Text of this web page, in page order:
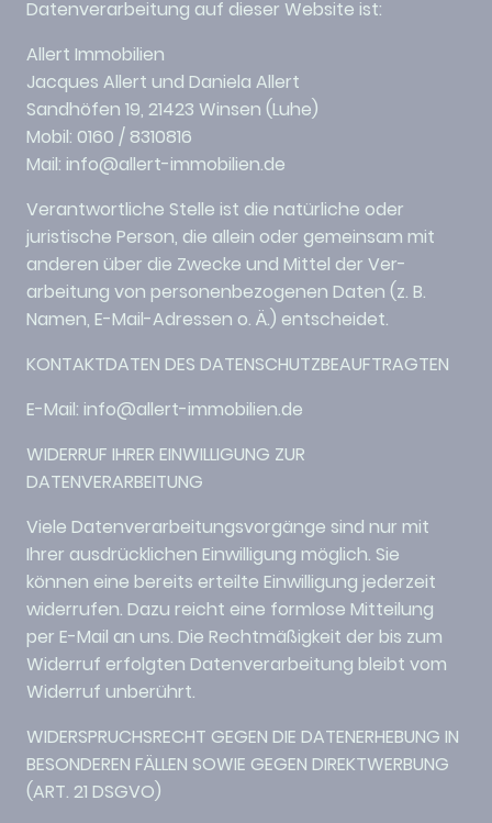
Datenverarbeitung auf dieser Website ist:
Allert Immobilien
Jacques Allert und Daniela Allert
Sandhöfen 19, 21423 Winsen (Luhe)
Mobil: 0160 / 8310816
Mail: info@allert-immobilien.de
Verantwortliche Stelle ist die natürliche oder
juristische Person, die allein oder gemeinsam mit
anderen über die Zwecke und Mittel der Ver-
arbeitung von personenbezogenen Daten (z. B.
Namen, E-Mail-Adressen o. Ä.) entscheidet.
KONTAKTDATEN DES DATENSCHUTZBEAUFTRAGTEN
E-Mail: info@allert-immobilien.de
WIDERRUF IHRER EINWILLIGUNG ZUR
DATENVERARBEITUNG
Viele Datenverarbeitungsvorgänge sind nur mit
Ihrer ausdrücklichen Einwilligung möglich. Sie
können eine bereits erteilte Einwilligung jederzeit
widerrufen. Dazu reicht eine formlose Mitteilung
per E-Mail an uns. Die Rechtmäßigkeit der bis zum
Widerruf erfolgten Datenverarbeitung bleibt vom
Widerruf unberührt.
WIDERSPRUCHSRECHT GEGEN DIE DATENERHEBUNG IN
BESONDEREN FÄLLEN SOWIE GEGEN DIREKTWERBUNG
(ART. 21 DSGVO)